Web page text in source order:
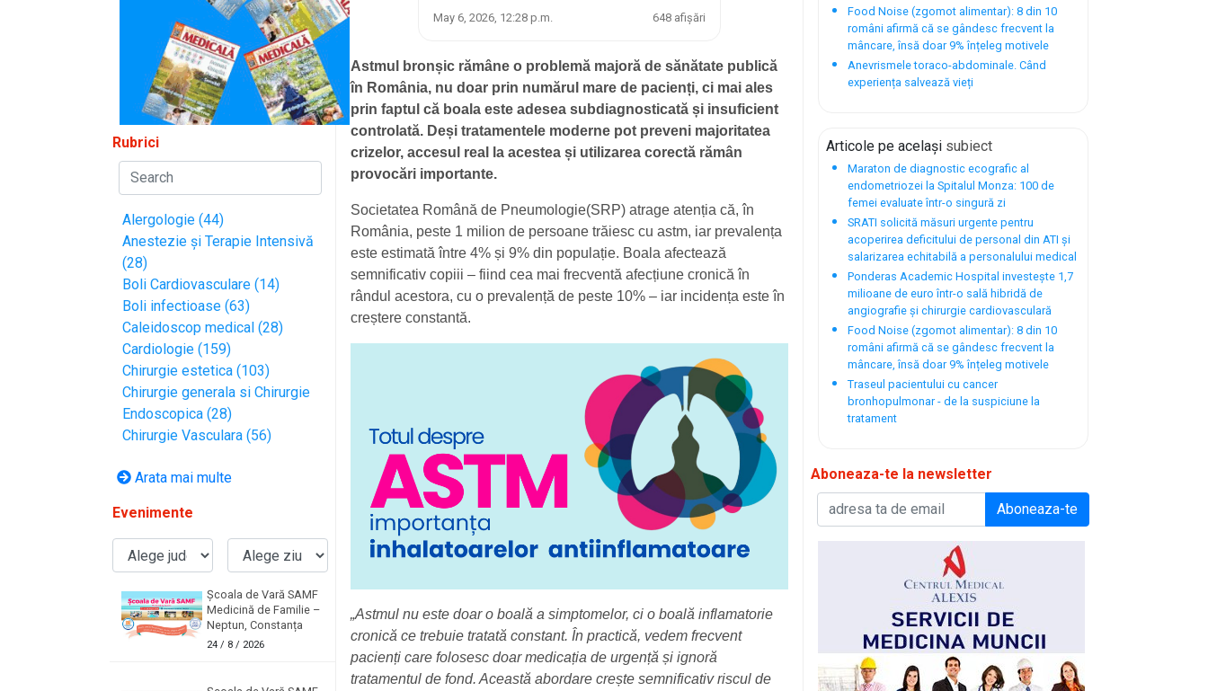
Rubrici
Alergologie (44)
Anestezie și Terapie Intensivă
(28)
Boli Cardiovasculare (14)
Boli infectioase (63)
Caleidoscop medical (28)
Cardiologie (159)
Chirurgie estetica (103)
Chirurgie generala si Chirurgie
Endoscopica (28)
Chirurgie Vasculara (56)
Arata mai multe
Evenimente
Școala de Vară SAMF
Medicină de Familie –
Neptun, Constanța
24/ 8 / 2026
May 6, 2026, 12:28 p.m. 648 afișări
Astmul bronșic rămâne o problemă majoră de sănătate publică
în România, nu doar prin numărul mare de pacienți, ci mai ales
prin faptul că boala este adesea subdiagnosticată și insuficient
controlată. Deși tratamentele moderne pot preveni majoritatea
crizelor, accesul real la acestea și utilizarea corectă rămân
provocări importante.
Societatea Română de Pneumologie(SRP) atrage atenția că, în
România, peste 1 milion de persoane trăiesc cu astm, iar prevalența
este estimată între 4% și 9% din populație. Boala afectează
semnificativ copiii – fiind cea mai frecventă afecțiune cronică în
rândul acestora, cu o prevalență de peste 10% – iar incidența este în
creștere constantă.
„Astmul nu este doar o boală a simptomelor, ci o boală inflamatorie
cronică ce trebuie tratată constant. În practică, vedem frecvent
pacienți care folosesc doar medicația de urgență și ignoră
tratamentul de fond. Această abordare crește semnificativ riscul de
Food Noise (zgomot alimentar): 8 din 10
români afirmă că se gândesc frecvent la
mâncare, însă doar 9% înțeleg motivele
Anevrismele toraco-abdominale. Când
experiența salvează vieți
Articole pe același subiect
Maraton de diagnostic ecografic al
endometriozei la Spitalul Monza: 100 de
femei evaluate într-o singură zi
SRATI solicită măsuri urgente pentru
acoperirea deficitului de personal din ATI și
salarizarea echitabilă a personalului medical
Ponderas Academic Hospital investește 1,7
milioane de euro într-o sală hibridă de
angiografie și chirurgie cardiovasculară
Food Noise (zgomot alimentar): 8 din 10
români afirmă că se gândesc frecvent la
mâncare, însă doar 9% înțeleg motivele
Traseul pacientului cu cancer
bronhopulmonar - de la suspiciune la
tratament
Aboneaza-te la newsletter
Aboneaza-te